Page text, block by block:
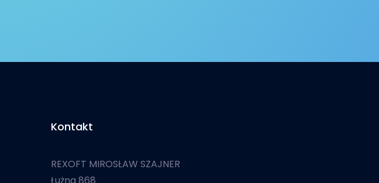
Kontakt
REXOFT MIROSŁAW SZAJNER